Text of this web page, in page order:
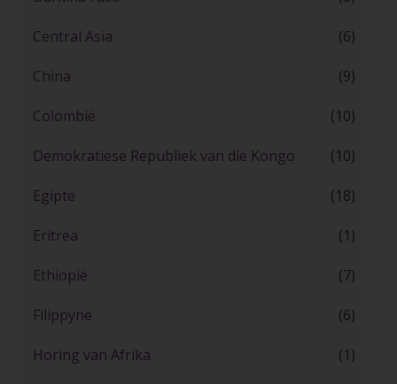
Central Asia (6)
China (9)
Colombië (10)
Demokratiese Republiek van die Kongo (10)
Egipte (18)
Eritrea (1)
Ethiopië (7)
Filippyne (6)
Horing van Afrika (1)